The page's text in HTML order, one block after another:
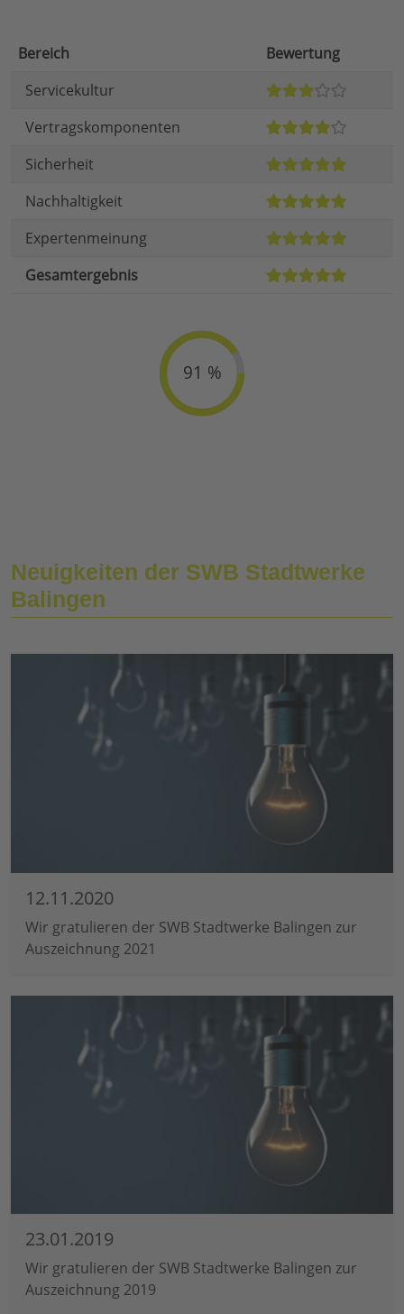
Bereich
Bewertung
Servicekultur
Vertragskomponenten
Sicherheit
Nachhaltigkeit
Expertenmeinung
Gesamtergebnis
91 %
Neuigkeiten der SWB Stadtwerke
Balingen
12.11.2020
Wir gratulieren der SWB Stadtwerke Balingen zur
Auszeichnung 2021
23.01.2019
Wir gratulieren der SWB Stadtwerke Balingen zur
Auszeichnung 2019